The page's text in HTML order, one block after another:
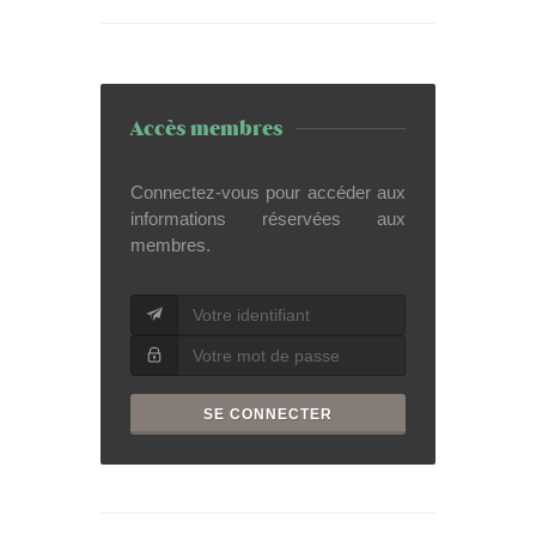
Accès membres
Connectez-vous pour accéder aux
informations réservées aux
membres.